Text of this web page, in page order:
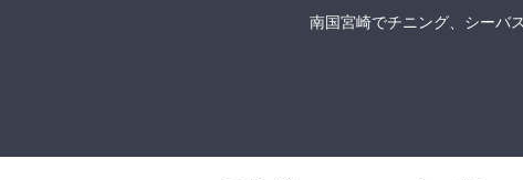
南国宮崎でチニング、シーバ